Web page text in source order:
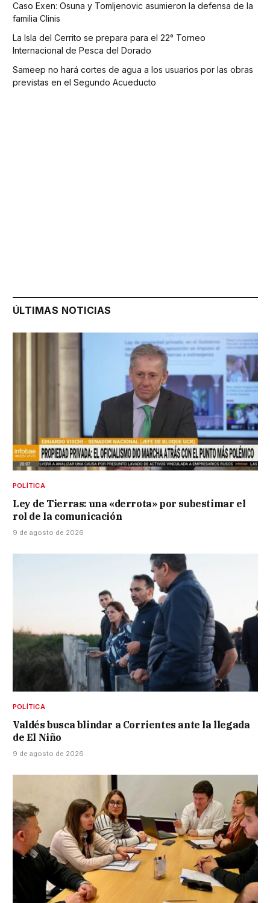
Caso Exen: Osuna y Tomljenovic asumieron la defensa de la
familia Clinis
La Isla del Cerrito se prepara para el 22° Torneo
Internacional de Pesca del Dorado
Sameep no hará cortes de agua a los usuarios por las obras
previstas en el Segundo Acueducto
ÚLTIMAS NOTICIAS
POLÍTICA
Ley de Tierras: una «derrota» por subestimar el
rol de la comunicación
9 de agosto de 2026
POLÍTICA
Valdés busca blindar a Corrientes ante la llegada
de El Niño
9 de agosto de 2026